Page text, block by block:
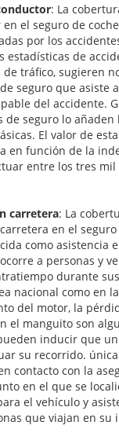
: La
el seguro de
por los
estadísticas de
de tráfico, sugieren
seguro que asiste
del accidente.
de seguro lo añaden
El valor de
en función de la
entre los tres
carretera: La
en el seguro
como asistencia
a personas y
durante
nacional como en
del motor, la
el manguito son
inducir que
su recorrido.
contacto con la
en el que se
el vehículo y
que viajan en su